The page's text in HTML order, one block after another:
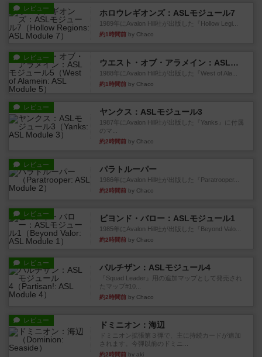
レビュー ホロウレギオンズ：ASLモジュール7
1989年にAvalon Hill社が出版した『Hollow Legi...
約1時間前 by Chaco
レビュー
ウエスト・オブ・アラメイン：ASLモジュール5
1988年にAvalon Hill社が出版した『West of Ala...
約1時間前 by Chaco
レビュー ヤンクス：ASLモジュール3
1987年にAvalon Hill社が出版した『Yanks』に付属
のマ...
約2時間前 by Chaco
レビュー パラトルーパー
1986年にAvalon Hill社が出版した『Paratrooper...
約2時間前 by Chaco
レビュー ビヨンド・バロー：ASLモジュール1
1985年にAvalon Hill社が出版した『Beyond Valo...
約2時間前 by Chaco
レビュー パルチザン：ASLモジュール4
『Squad Leader』用の追加マップとして発売され
たマップ#10...
約2時間前 by Chaco
レビュー ドミニオン：海辺
ドミニオン拡張第３弾で、主に持続カードが追加
されます。今弾以前のドミニ...
約2時間前 by aki